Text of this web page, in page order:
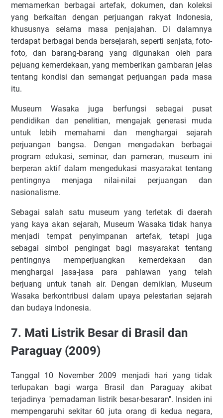
memamerkan berbagai artefak, dokumen, dan koleksi
yang berkaitan dengan perjuangan rakyat Indonesia,
khususnya selama masa penjajahan. Di dalamnya
terdapat berbagai benda bersejarah, seperti senjata, foto-
foto, dan barang-barang yang digunakan oleh para
pejuang kemerdekaan, yang memberikan gambaran jelas
tentang kondisi dan semangat perjuangan pada masa
itu.
Museum Wasaka juga berfungsi sebagai pusat
pendidikan dan penelitian, mengajak generasi muda
untuk lebih memahami dan menghargai sejarah
perjuangan bangsa. Dengan mengadakan berbagai
program edukasi, seminar, dan pameran, museum ini
berperan aktif dalam mengedukasi masyarakat tentang
pentingnya menjaga nilai-nilai perjuangan dan
nasionalisme.
Sebagai salah satu museum yang terletak di daerah
yang kaya akan sejarah, Museum Wasaka tidak hanya
menjadi tempat penyimpanan artefak, tetapi juga
sebagai simbol pengingat bagi masyarakat tentang
pentingnya memperjuangkan kemerdekaan dan
menghargai jasa-jasa para pahlawan yang telah
berjuang untuk tanah air. Dengan demikian, Museum
Wasaka berkontribusi dalam upaya pelestarian sejarah
dan budaya Indonesia.
7. Mati Listrik Besar di Brasil dan
Paraguay (2009)
Tanggal 10 November 2009 menjadi hari yang tidak
terlupakan bagi warga Brasil dan Paraguay akibat
terjadinya "pemadaman listrik besar-besaran". Insiden ini
mempengaruhi sekitar 60 juta orang di kedua negara,